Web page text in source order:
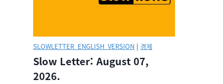
SLOWLETTER_ENGLISH_VERSION | 경제
Slow Letter: August 07,
2026.